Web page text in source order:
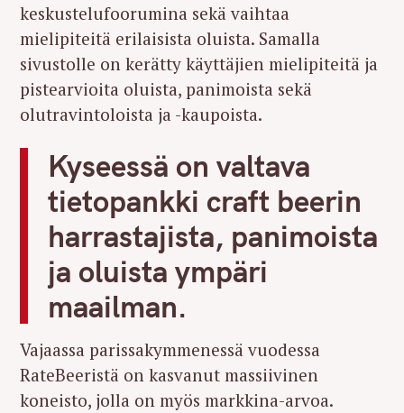
keskustelufoorumina sekä vaihtaa
mielipiteitä erilaisista oluista. Samalla
sivustolle on kerätty käyttäjien mielipiteitä ja
pistearvioita oluista, panimoista sekä
olutravintoloista ja -kaupoista.
Kyseessä on valtava
tietopankki craft beerin
harrastajista, panimoista
ja oluista ympäri
maailman.
Vajaassa parissakymmenessä vuodessa
RateBeeristä on kasvanut massiivinen
koneisto, jolla on myös markkina-arvoa.